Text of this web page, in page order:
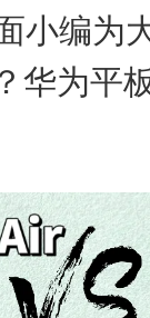
小编为
华为平